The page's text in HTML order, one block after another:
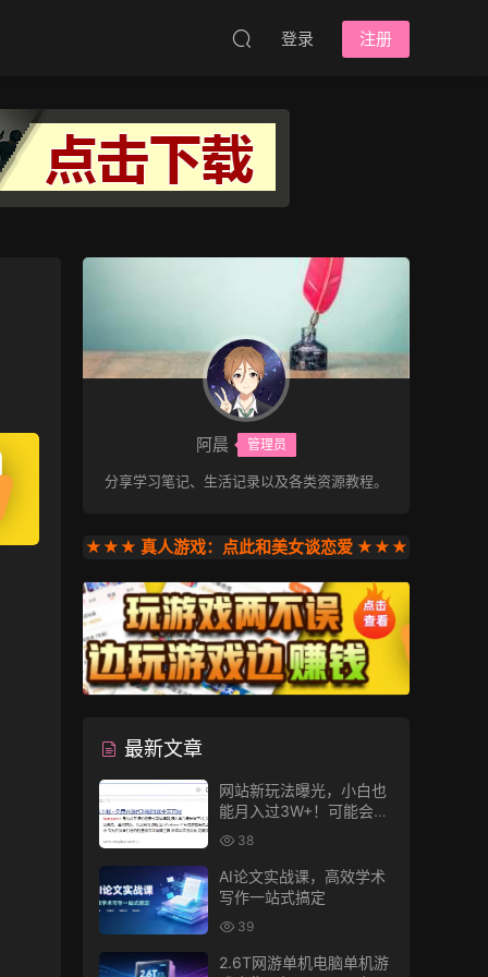
登录 注册
阿晨 管理员
分享学习笔记、生活记录以及各类资源教程。
★★★ 真人游戏：点此和美女谈恋爱 ★★★
最新文章
网站新玩法曝光，小白也
能月入过3W+！可能会得
罪收费的人
38
AI论文实战课，高效学术
写作一站式搞定
39
2.6T网游单机电脑单机游